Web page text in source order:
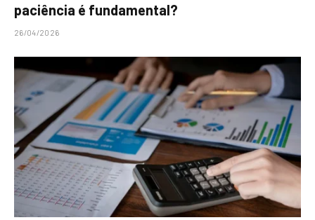
paciência é fundamental?
26/04/2026